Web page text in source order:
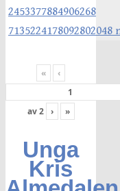
« ‹
av2 › »
Unga
Kris